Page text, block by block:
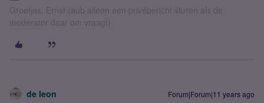
Groetjes, Ernst (aub alleen een privébericht sturen als de
moderator daar om vraagt)
de leon Forum|Forum|11 years ago